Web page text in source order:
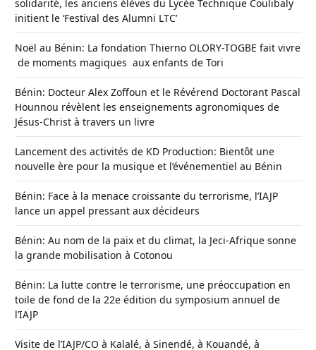
solidarité, les anciens élèves du Lycée Technique Coulibaly
initient le ‘Festival des Alumni LTC’
Noël au Bénin: La fondation Thierno OLORY-TOGBE fait vivre
de moments magiques aux enfants de Tori
Bénin: Docteur Alex Zoffoun et le Révérend Doctorant Pascal
Hounnou révèlent les enseignements agronomiques de
Jésus-Christ à travers un livre
Lancement des activités de KD Production: Bientôt une
nouvelle ère pour la musique et l’événementiel au Bénin
Bénin: Face à la menace croissante du terrorisme, l’IAJP
lance un appel pressant aux décideurs
Bénin: Au nom de la paix et du climat, la Jeci-Afrique sonne
la grande mobilisation à Cotonou
Bénin: La lutte contre le terrorisme, une préoccupation en
toile de fond de la 22e édition du symposium annuel de
l’IAJP
Visite de l’IAJP/CO à Kalalé, à Sinendé, à Kouandé, à